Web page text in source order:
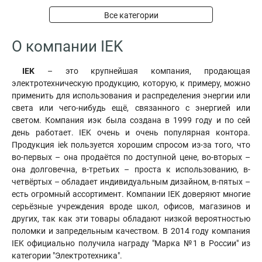
Все категории
О компании IEK
IEK – это крупнейшая компания, продающая
электротехническую продукцию, которую, к примеру, можно
применить для использования и распределения энергии или
света или чего-нибудь ещё, связанного с энергией или
светом. Компания иэк была создана в 1999 году и по сей
день работает. IEK очень и очень популярная контора.
Продукция iek пользуется хорошим спросом из-за того, что
во-первых – она продаётся по доступной цене, во-вторых –
она долговечна, в-третьих – проста к использованию, в-
четвёртых – обладает индивидуальным дизайном, в-пятых –
есть огромный ассортимент. Компании IEK доверяют многие
серьёзные учреждения вроде школ, офисов, магазинов и
других, так как эти товары обладают низкой вероятностью
поломки и запредельным качеством. В 2014 году компания
IEK официально получила награду "Марка №1 в России" из
категории "Электротехника".